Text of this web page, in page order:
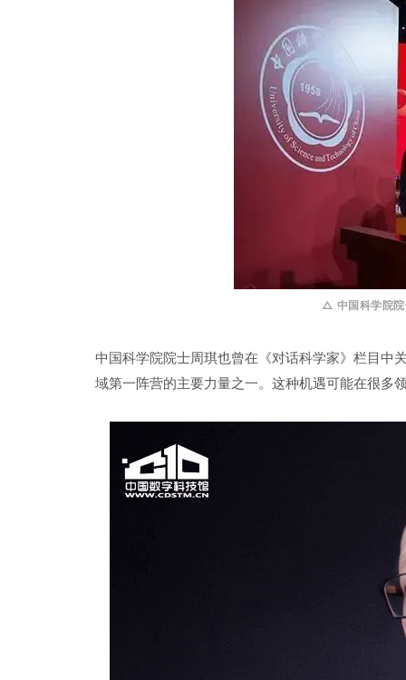
△ 中国科学院院
中国科学院院士周琪也曾在《对话科学家》栏目中
域第一阵营的主要力量之一。这种机遇可能在很多